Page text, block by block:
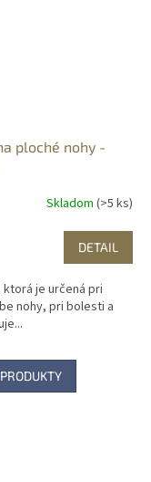
ploché nohy -
Skladom (>5 ks)
DETAIL
je určená pri
nohy, pri bolesti a